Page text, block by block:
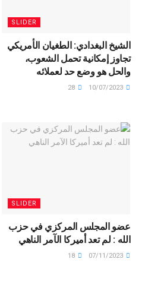
SLIDER
الشيخ البغدادي: الطغيان الأمريكي
تجاوز إمكانية تحمل الشعوب،
والحل هو وضع حد لعملائه
SLIDER
عضو المجلس المركزي في حزب
الله : لم تعد أميركا الآمر الناهي